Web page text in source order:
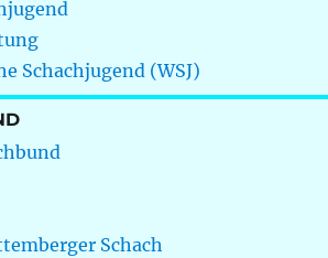
Schachjugend (WSJ)
Schach